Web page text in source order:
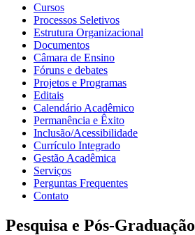
Cursos
Processos Seletivos
Estrutura Organizacional
Documentos
Câmara de Ensino
Fóruns e debates
Projetos e Programas
Editais
Calendário Acadêmico
Permanência e Êxito
Inclusão/Acessibilidade
Currículo Integrado
Gestão Acadêmica
Serviços
Perguntas Frequentes
Contato
Pesquisa e Pós-Graduação